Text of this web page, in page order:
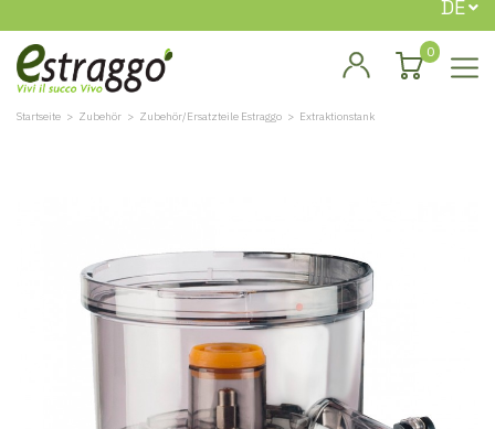
DE
0
Startseite Zubehör Zubehör/Ersatzteile Estraggo Extraktionstank